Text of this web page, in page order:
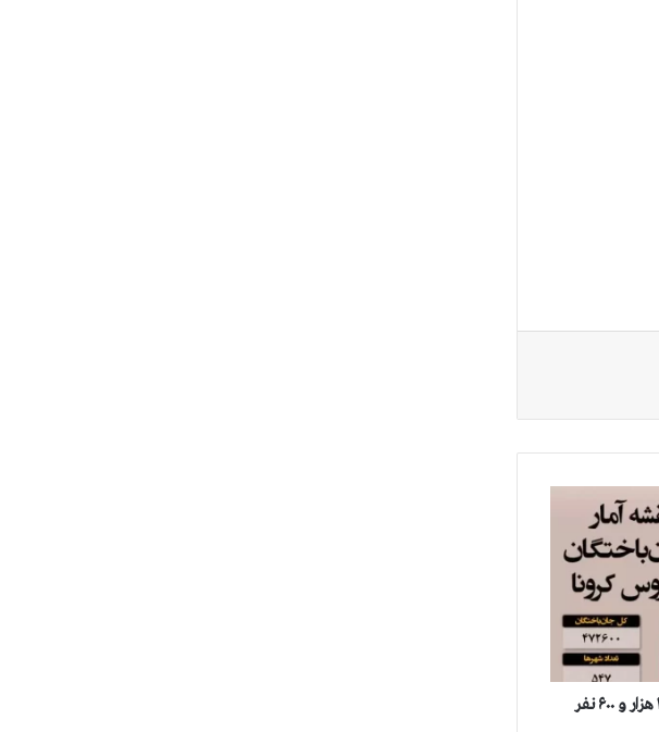
آمار قربانيان كرونا در سراسر كشور از ۴۷۲ هزار و ۶۰۰ نفر